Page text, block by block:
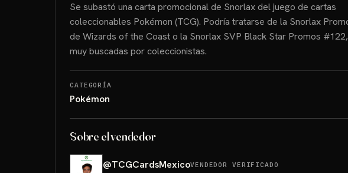
Se subastó una carta promocional de Snorlax del juego de cartas
coleccionables Pokémon (TCG). Podría tratarse de la Snorlax
de Wizards of the Coast o la Snorlax SVP Black Star Promos
muy buscadas por coleccionistas.
CATEGORÍA
Pokémon
Sobre el vendedor
@TCGCardsMexicoVENDEDOR VERIFICADO